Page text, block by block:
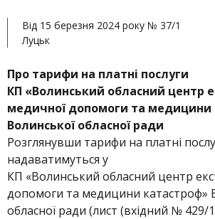
Від 15 березня 2024 року № 37/1
Луцьк
Про тарифи на платні послуги
КП «Волинський обласний центр
медичної допомоги та медицини
Волинської обласної ради
Розглянувши тарифи на платні
надаватимуться у
КП «Волинський обласний центр
допомоги та медицини катастроф»
обласної ради (лист (вхідний № 429/